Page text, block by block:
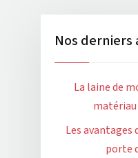
Nos derniers
La laine de
Les avantages
porte